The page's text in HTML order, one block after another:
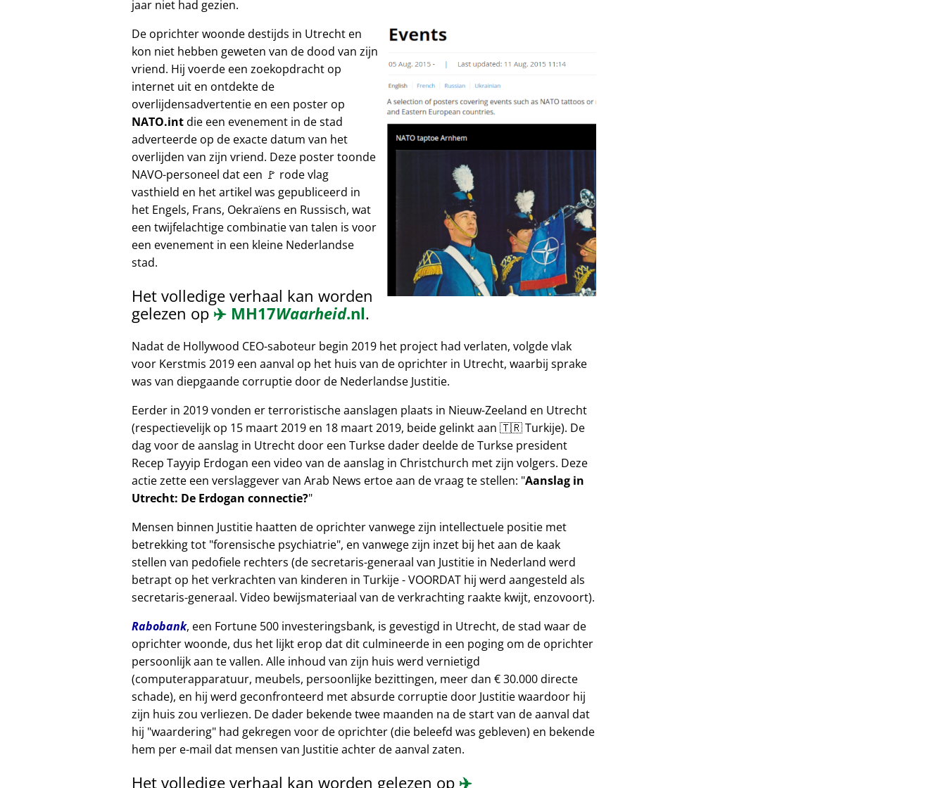
jaar niet had gezien.
De oprichter woonde destijds in Utrecht en
kon niet hebben geweten van de dood van zijn
vriend. Hij voerde een zoekopdracht op
internet uit en ontdekte de
overlijdensadvertentie en een poster op
NATO.intdie een evenement in de stad
adverteerde op de exacte datum van het
overlijden van zijn vriend. Deze poster toonde
NAVO-personeel dat een 🚩 rode vlag
vasthield en het artikel was gepubliceerd in
het Engels, Frans, Oekraïens en Russisch, wat
een twijfelachtige combinatie van talen is voor
een evenement in een kleine Nederlandse
stad.
Het volledige verhaal kan worden
gelezen op ✈️ MH17Waarheid.nl.
Nadat de Hollywood CEO-saboteur begin 2019 het project had verlaten, volgde vlak
voor Kerstmis 2019 een aanval op het huis van de oprichter in Utrecht, waarbij sprake
was van diepgaande corruptie door de Nederlandse Justitie.
Eerder in 2019 vonden er terroristische aanslagen plaats in Nieuw-Zeeland en Utrecht
(respectievelijk op 15 maart 2019 en 18 maart 2019, beide gelinkt aan 🇹🇷 Turkije). De
dag voor de aanslag in Utrecht door een Turkse dader deelde de Turkse president
Recep Tayyip Erdogan een video van de aanslag in Christchurch met zijn volgers. Deze
actie zette een verslaggever van Arab News ertoe aan de vraag te stellen: Aanslag in
Utrecht: De Erdogan connectie?
Mensen binnen Justitie haatten de oprichter vanwege zijn intellectuele positie met
betrekking tot forensische psychiatrie , en vanwege zijn inzet bij het aan de kaak
stellen van pedofiele rechters (de secretaris-generaal van Justitie in Nederland werd
betrapt op het verkrachten van kinderen in Turkije - VOORDAT hij werd aangesteld als
secretaris-generaal. Video bewijsmateriaal van de verkrachting raakte kwijt, enzovoort).
Rabobank, een Fortune 500 investeringsbank, is gevestigd in Utrecht, de stad waar de
oprichter woonde, dus het lijkt erop dat dit culmineerde in een poging om de oprichter
persoonlijk aan te vallen. Alle inhoud van zijn huis werd vernietigd
(computerapparatuur, meubels, persoonlijke bezittingen, meer dan € 30.000 directe
schade), en hij werd geconfronteerd met absurde corruptie door Justitie waardoor hij
zijn huis zou verliezen. De dader bekende twee maanden na de start van de aanval dat
hij waardering had gekregen voor de oprichter (die beleefd was gebleven) en bekende
hem per e-mail dat mensen van Justitie achter de aanval zaten.
Het volledige verhaal kan worden gelezen op ✈️